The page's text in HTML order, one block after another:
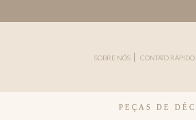
SOBRE NÓS CONTATO RÁPIDO
PEÇAS DE